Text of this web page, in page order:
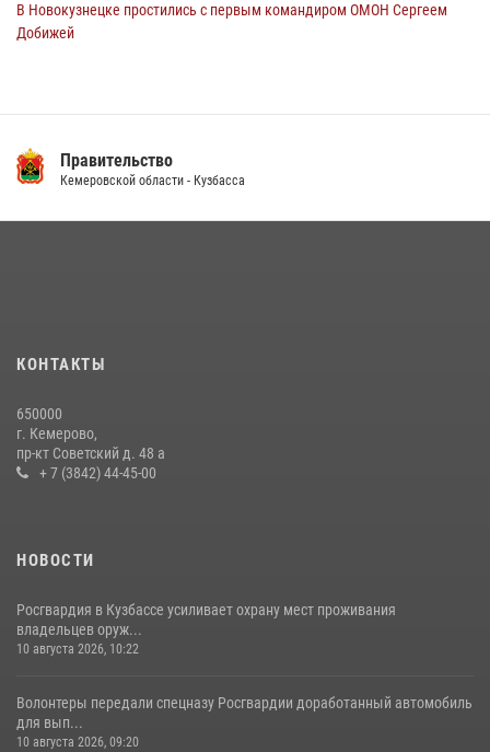
В Новокузнецке простились с первым командиром ОМОН Сергеем
Добижей
14 июля 2026, 08:52 1
20 июля 2026, 10:54
с покупками
20 июля 2026, 08:52
Правительство
Кемеровской области - Кузбасса
КОНТАКТЫ
650000
г. Кемерово,
пр-кт Советский д. 48 а
+ 7 (3842) 44-45-00
НОВОСТИ
Росгвардия в Кузбассе усиливает охрану мест проживания
владельцев оруж...
10 августа 2026, 10:22
Волонтеры передали спецназу Росгвардии доработанный автомобиль
для вып...
10 августа 2026, 09:20